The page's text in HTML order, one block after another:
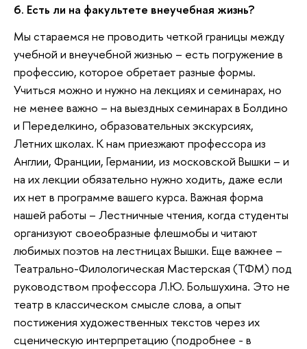
6. Есть ли на факультете внеучебная жизнь?
Мы стараемся не проводить четкой границы между
учебной и внеучебной жизнью – есть погружение в
профессию, которое обретает разные формы.
Учиться можно и нужно на лекциях и семинарах, но
не менее важно – на выездных семинарах в Болдино
и Переделкино, образовательных экскурсиях,
Летних школах. К нам приезжают профессора из
Англии, Франции, Германии, из московской Вышки – и
на их лекции обязательно нужно ходить, даже если
их нет в программе вашего курса. Важная форма
нашей работы – Лестничные чтения, когда студенты
организуют своеобразные флешмобы и читают
любимых поэтов на лестницах Вышки. Еще важнее –
Театрально-Филологическая Мастерская (ТФМ) под
руководством профессора Л.Ю. Большухина. Это не
театр в классическом смысле слова, а опыт
постижения художественных текстов через их
сценическую интерпретацию (подробнее - в